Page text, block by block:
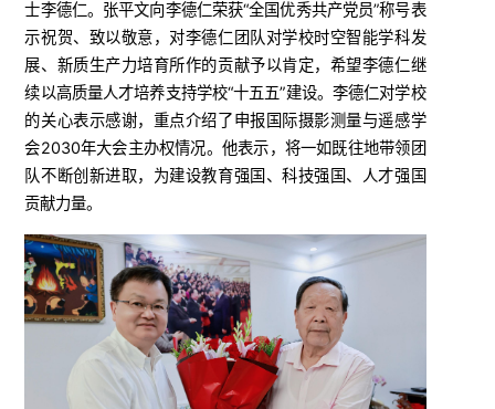
士李德仁。张平文向李德仁荣获“全国优秀共产党员”称号表
示祝贺、致以敬意，对李德仁团队对学校时空智能学科发
展、新质生产力培育所作的贡献予以肯定，希望李德仁继
续以高质量人才培养支持学校“十五五”建设。李德仁对学校
的关心表示感谢，重点介绍了申报国际摄影测量与遥感学
会2030年大会主办权情况。他表示，将一如既往地带领团
队不断创新进取，为建设教育强国、科技强国、人才强国
贡献力量。